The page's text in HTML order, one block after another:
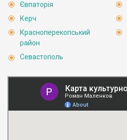
Євпаторія
Керч
Красноперекопський
район
Севастополь